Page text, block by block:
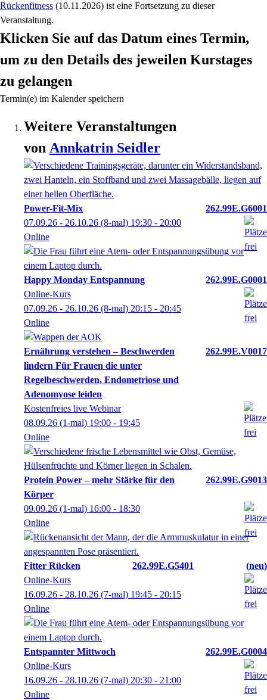
Rückenfitness (10.11.2026) ist eine Fortsetzung zu dieser
Veranstaltung.
Klicken Sie auf das Datum eines Termin,
um zu den Details des jeweilen Kurstages
zu gelangen
Termin(e) im Kalender speichern
Weitere Veranstaltungen
von Annkatrin Seidler
Power-Fit-Mix
262.99E.G6001
07.09.26 - 26.10.26 (8-mal) 19:30 - 20:00
Online
Happy Monday Entspannung
262.99E.G0001
Online-Kurs
07.09.26 - 26.10.26 (8-mal) 20:15 - 20:45
Online
Ernährung verstehen – Beschwerden
lindern Für Frauen die unter
Regelbeschwerden, Endometriose und
Adenomyose leiden
262.99E.V0017
Kostenfreies live Webinar
08.09.26 (1-mal) 19:00 - 19:45
Online
Protein Power – mehr Stärke für den
Körper
262.99E.G9013
09.09.26 (1-mal) 16:00 - 18:30
Online
Fitter Rücken 262.99E.G5401
neu
Online-Kurs
16.09.26 - 28.10.26 (7-mal) 19:45 - 20:15
Online
Entspannter Mittwoch
262.99E.G0004
Online-Kurs
16.09.26 - 28.10.26 (7-mal) 20:30 - 21:00
Online